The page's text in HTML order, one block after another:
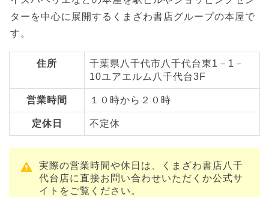
ターを中心に展開するくまざわ書店グループの本屋で
す。
住所
千葉県八千代市八千代台東1－1－
10ユアエルム八千代台3F
営業時間 １０時から２０時
定休日 不定休
実際の営業時間や休日は、くまざわ書店八千
代台店に直接お問い合わせいただくか公式サ
イトをご覧ください。